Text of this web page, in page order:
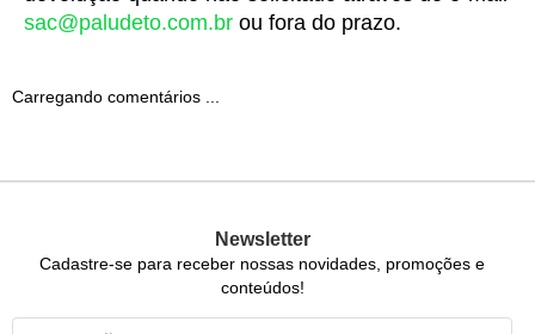
sac@paludeto.com.br ou fora do prazo.
Carregando comentários ...
Newsletter
Cadastre-se para receber nossas novidades, promoções e
conteúdos!